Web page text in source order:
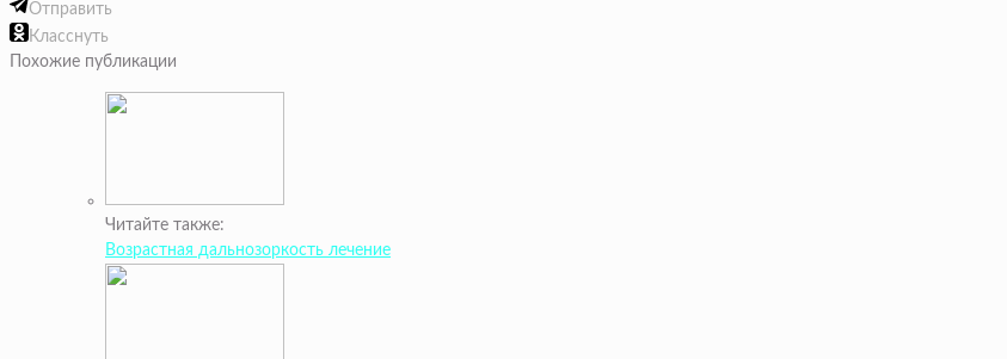
Отправить
Класснуть
Похожие публикации
Читайте также:
Возрастная дальнозоркость лечение